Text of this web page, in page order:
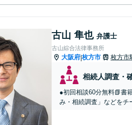
古山 隼也 弁護士
古山綜合法律事務所
大阪府|枚方市 枚方市
相続人調査・
●初回相談60分無料📗書
み・相続調査」などをチ